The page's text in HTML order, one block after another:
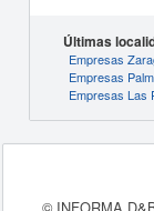
Últimas
Empresas
Empresas
Empresas Las